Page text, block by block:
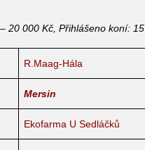
20 000 Kč, Přihlášeno koní: 15
R.Maag-Hála
Mersin
Ekofarma U Sedláčků